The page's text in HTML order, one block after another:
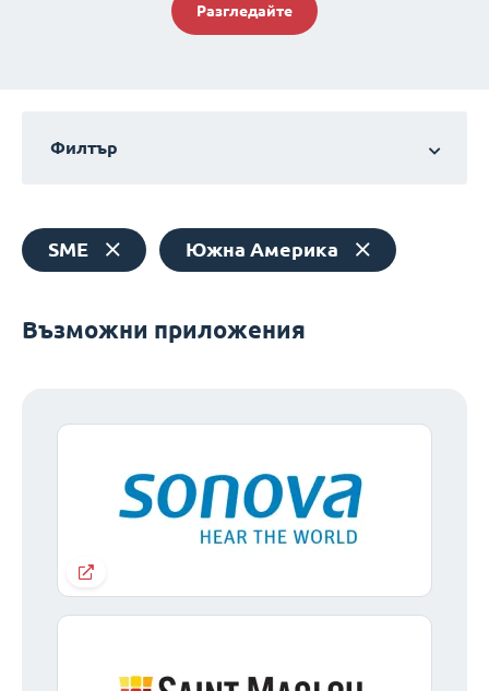
Разгледайте
Филтър
SME Южна Америка
Възможни приложения